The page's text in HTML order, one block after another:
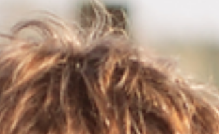
communicatie, geen probleem op zich. Door
zachter, trager en met meer afstemming te
begeleiden, ontstaat er ruimte voor
keuze en samenwerking tussen mens en hond.